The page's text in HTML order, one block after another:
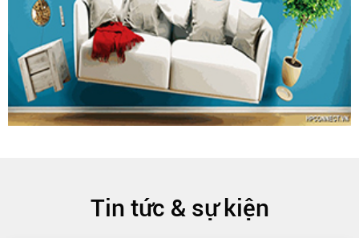
Tin tức & sự kiện